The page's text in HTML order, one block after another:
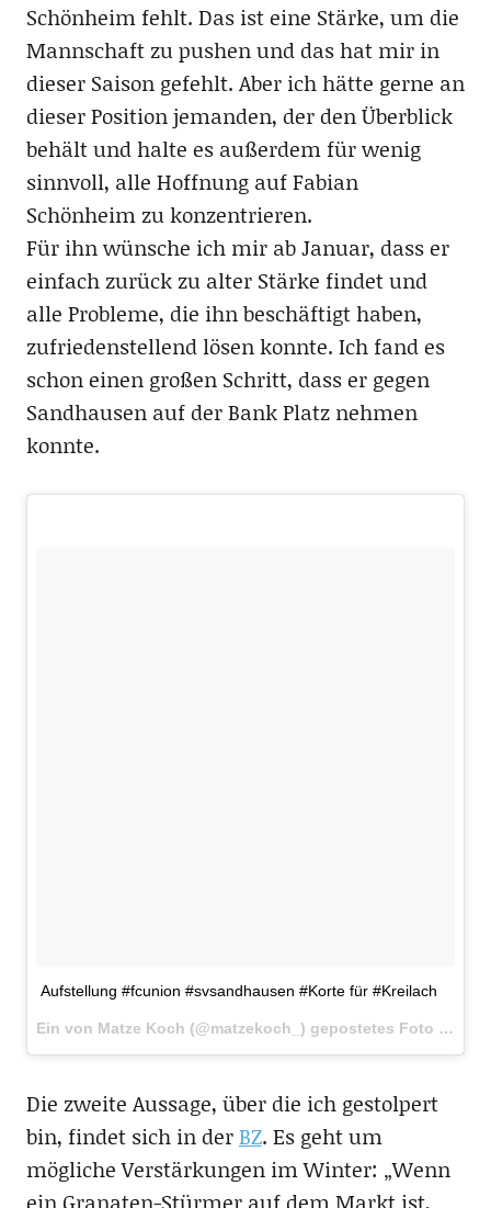
Schönheim fehlt. Das ist eine Stärke, um die
Mannschaft zu pushen und das hat mir in
dieser Saison gefehlt. Aber ich hätte gerne an
dieser Position jemanden, der den Überblick
behält und halte es außerdem für wenig
sinnvoll, alle Hoffnung auf Fabian
Schönheim zu konzentrieren.
Für ihn wünsche ich mir ab Januar, dass er
einfach zurück zu alter Stärke findet und
alle Probleme, die ihn beschäftigt haben,
zufriedenstellend lösen konnte. Ich fand es
schon einen großen Schritt, dass er gegen
Sandhausen auf der Bank Platz nehmen
konnte.
Aufstellung #fcunion #svsandhausen #Korte für #Kreilach
Ein von Matze Koch (@matzekoch_) gepostetes Foto am
Die zweite Aussage, über die ich gestolpert
bin, findet sich in derBZ. Es geht um
mögliche Verstärkungen im Winter: „Wenn